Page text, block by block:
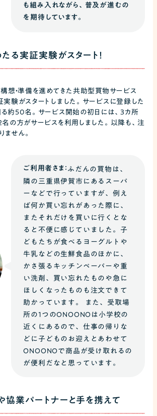
も組み入れながら、普及が進むの
を期待しています。
る実証実験がスタート！
想・準備を進めてきた共助型買物サービス
験がスタートしました。サービスに登録した
約50名。サービス開始の初日には、3カ所
の方がサービスを利用しました。以降も、注
ません。
ご利用者さま： ふだんの買物は、
隣の三重県伊賀市にあるスーパ
ーなどで行っていますが、例え
ば何か買い忘れがあった際に、
またそれだけを買いに行くとな
ると不便に感じていました。子
どもたちが食べるヨーグルトや
牛乳などの生鮮食品のほかに、
かさ張るキッチンペーパーや重
い洗剤、買い忘れたものや急に
ほしくなったものも注文できて
助かっています。 また、受取場
所の1つのONOONOは小学校の
近くにあるので、仕事の帰りな
どに子どものお迎えとあわせて
ONOONOで商品が受け取れるの
が便利だなと思っています。
協業パートナーと手を携えて